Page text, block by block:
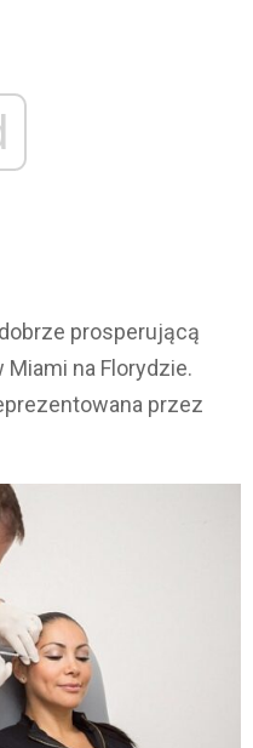
prosperującą
na Florydzie.
przez